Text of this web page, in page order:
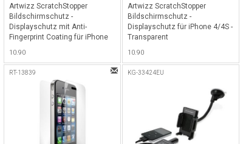
Artwizz ScratchStopper
Bildschirmschutz -
Displayschutz mit Anti-
Fingerprint Coating für iPhone
10.90
Artwizz ScratchStopper
Bildschirmschutz -
Displayschutz für iPhone 4/4S -
Transparent
10.90
RT-13839 KG-33424EU